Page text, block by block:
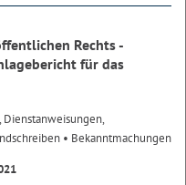
Rechts -
für das
• Bekanntmachungen